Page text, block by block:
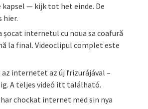
kapsel — kijk tot het einde. De
hier.
șocat internetul cu noua sa coafură
la final. Videoclipul complet este
az internetet az új frizurájával –
A teljes videó itt található.
chockat internet med sin nya